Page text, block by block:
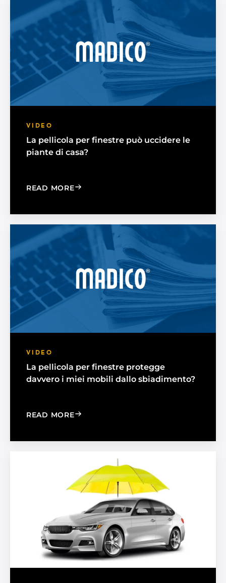
VIDEO
La pellicola per finestre può uccidere le
piante di casa?
READ MORE: WILL WINDOW FILM KILL MY HOUSE
VIDEO
La pellicola per finestre protegge
davvero i miei mobili dallo sbiadimento?
READ MORE: WILL WINDOW FILM REALLY